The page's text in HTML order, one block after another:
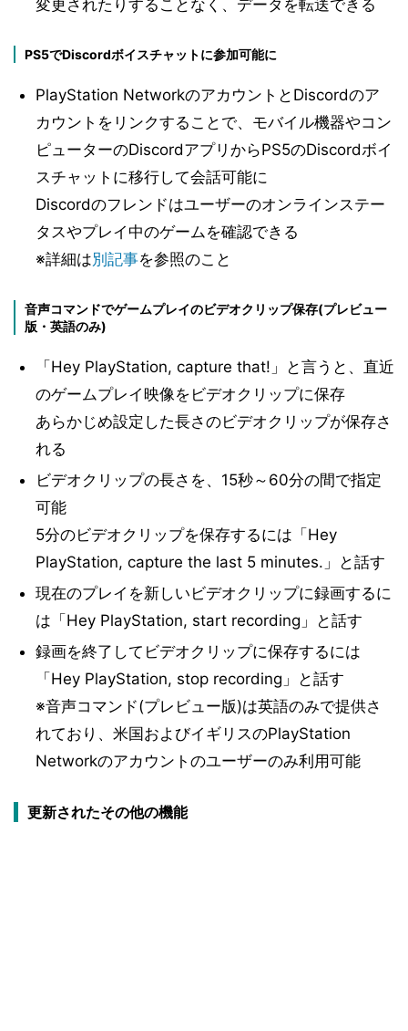
変更されたりすることなく、データを転送できる
PS5でDiscordボイスチャットに参加可能に
PlayStation NetworkのアカウントとDiscordのア
カウントをリンクすることで、モバイル機器やコン
ピューターのDiscordアプリからPS5のDiscordボイ
スチャットに移行して会話可能に
Discordのフレンドはユーザーのオンラインステー
タスやプレイ中のゲームを確認できる
※詳細は別記事を参照のこと
音声コマンドでゲームプレイのビデオクリップ保存(プレビュー
版・英語のみ)
「Hey PlayStation, capture that!」と言うと、直近
のゲームプレイ映像をビデオクリップに保存
あらかじめ設定した長さのビデオクリップが保存さ
れる
ビデオクリップの長さを、15秒～60分の間で指定
可能
5分のビデオクリップを保存するには「Hey
PlayStation, capture the last 5 minutes.」と話す
現在のプレイを新しいビデオクリップに録画するに
は「Hey PlayStation, start recording」と話す
録画を終了してビデオクリップに保存するには
「Hey PlayStation, stop recording」と話す
※音声コマンド(プレビュー版)は英語のみで提供さ
れており、米国およびイギリスのPlayStation
Networkのアカウントのユーザーのみ利用可能
更新されたその他の機能